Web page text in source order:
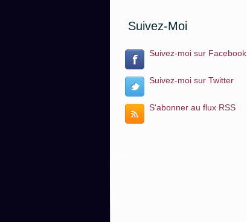
Suivez-Moi
Suivez-moi sur Facebook
Suivez-moi sur Twitter
S'abonner au flux RSS